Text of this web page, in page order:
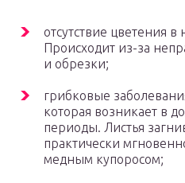
отсутствие цветения в
Происходит из-за
и обрезки;
грибковые
которая возникает в
периоды. Листья
практически
медным купоросом;